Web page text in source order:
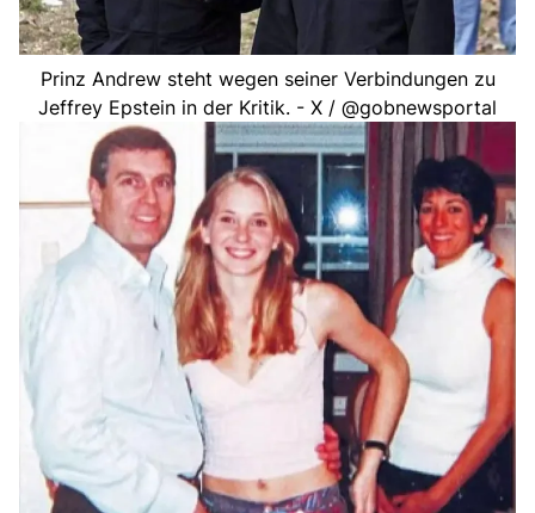
Prinz Andrew steht wegen seiner Verbindungen zu
Jeffrey Epstein in der Kritik. - X / @gobnewsportal